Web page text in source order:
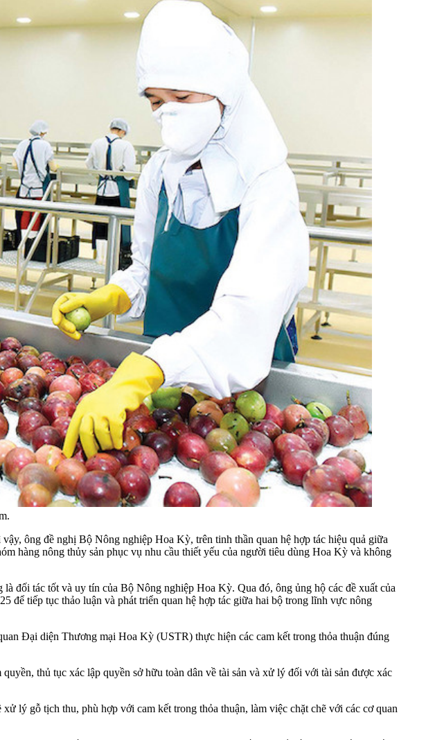
ông đề nghị Bộ Nông nghiệp Hoa Kỳ, trên tinh thần quan hệ hợp tác hiệu quả giữa
hàng nông thủy sản phục vụ nhu cầu thiết yếu của người tiêu dùng Hoa Kỳ và không
đối tác tốt và uy tín của Bộ Nông nghiệp Hoa Kỳ. Qua đó, ông ủng hộ các đề xuất của
tiếp tục thảo luận và phát triển quan hệ hợp tác giữa hai bộ trong lĩnh vực nông
Đại diện Thương mại Hoa Kỳ (USTR) thực hiện các cam kết trong thỏa thuận đúng
thủ tục xác lập quyền sở hữu toàn dân về tài sản và xử lý đối với tài sản được xác
lý gỗ tịch thu, phù hợp với cam kết trong thỏa thuận, làm việc chặt chẽ với các cơ quan